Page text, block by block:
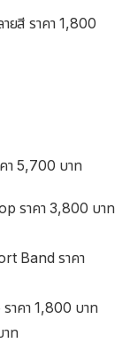
ยสี ราคา 1,800
า 5,700 บาท
ราคา 3,800 บาท
Band ราคา
าคา 1,800 บาท
ท